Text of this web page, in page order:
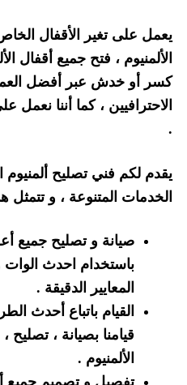
يعمل على تغير الأقفال
الألمنيوم ، فتح جميع أقفال
كسر أو خدش عبر أفضل
الاحترافيين ، كما أننا نعمل
.
يقدم لكم فني تصليح ألمنيوم
الخدمات المتنوعة ، و
صيانة و تصليح جميع
باستخدام احدث
المعايير الدقيقة .
القيام باتباع أحدث
قيامنا بصيانة ،
الألمنيوم .